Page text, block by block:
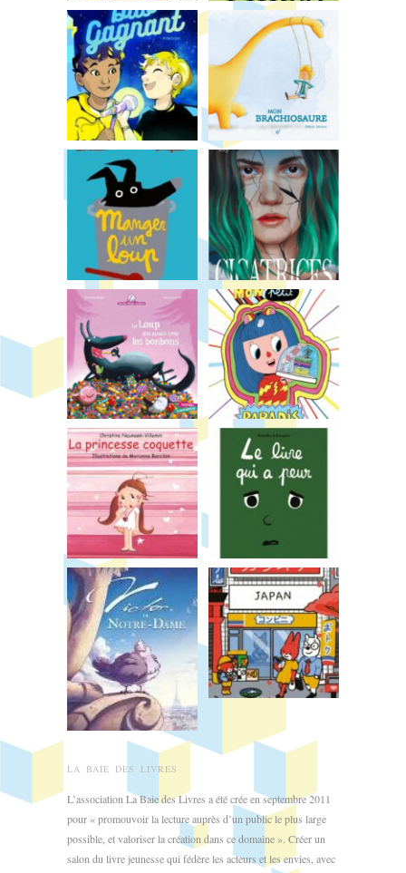
LA BAIE DES LIVRES
L’association La Baie des Livres a été crée en septembre 2011
pour « promouvoir la lecture auprès d’un public le plus large
possible, et valoriser la création dans ce domaine ». Créer un
salon du livre jeunesse qui fédère les acteurs et les envies, avec